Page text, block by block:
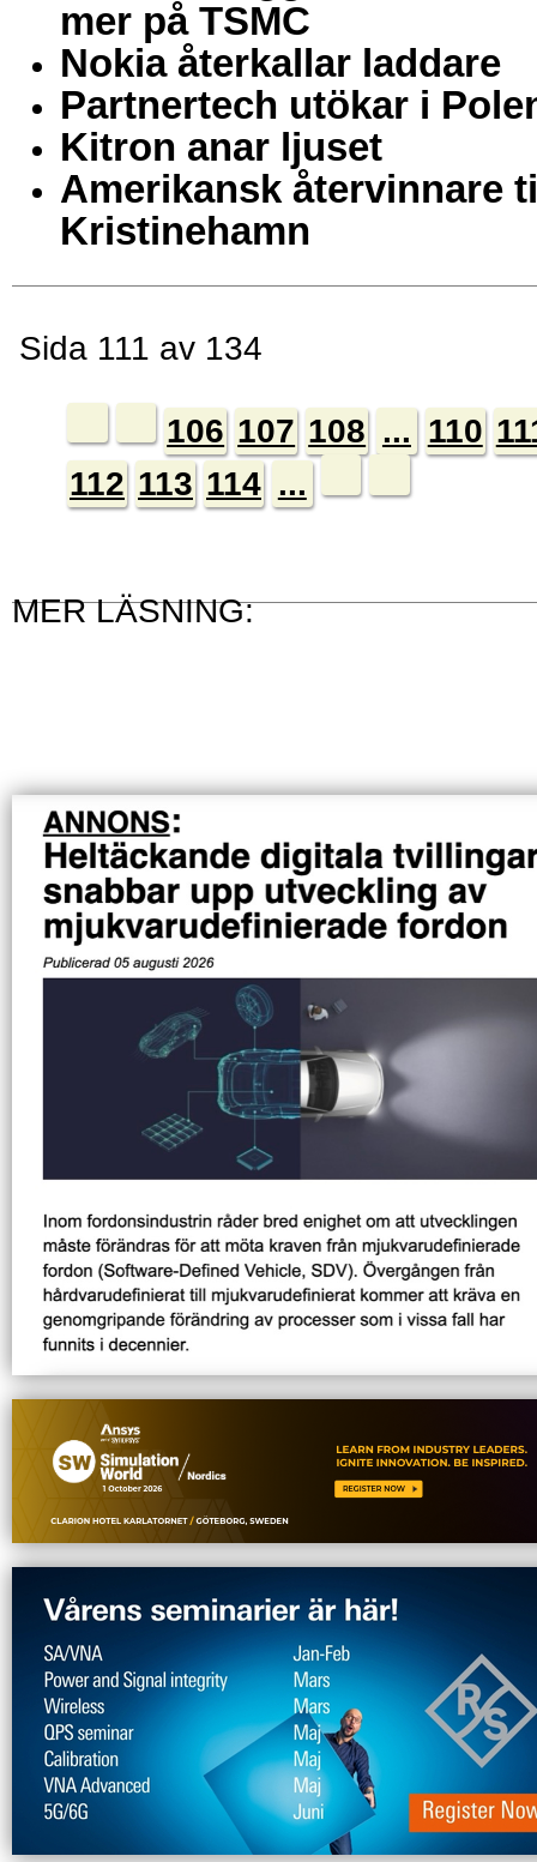
mer på TSMC
Nokia återkallar laddare
Partnertech utökar i
Kitron anar ljuset
Amerikansk återvinnare
Kristinehamn
Sida 111 av 134
106 107 108 ... 110
112 113 114 ...